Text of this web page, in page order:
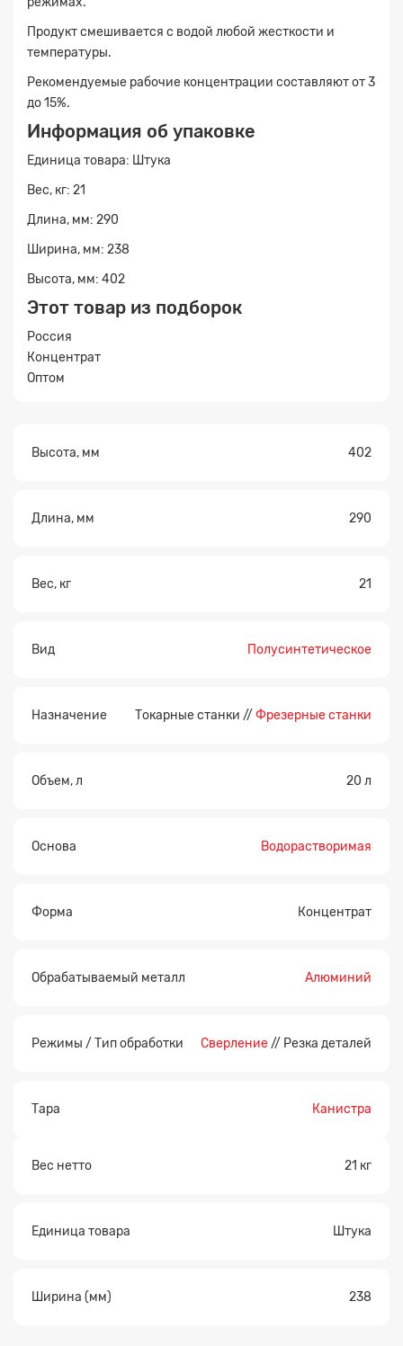
Продукт смешивается с водой любой жесткости и
температуры.
Рекомендуемые рабочие концентрации составляют от 3
до 15%.
Информация об упаковке
Единица товара: Штука
Вес, кг: 21
Длина, мм: 290
Ширина, мм: 238
Высота, мм: 402
Этот товар из подборок
Россия
Концентрат
Оптом
Высота, мм 402
Длина, мм 290
Вес, кг 21
Вид Полусинтетическое
Назначение Токарные станки // Фрезерные станки
Объем, л 20 л
Основа Водорастворимая
Форма Концентрат
Обрабатываемый металл Алюминий
Режимы / Тип обработки Сверление// Резка деталей
Тара Канистра
Вес нетто 21 кг
Единица товара Штука
Ширина (мм) 238
Заявка на расчет